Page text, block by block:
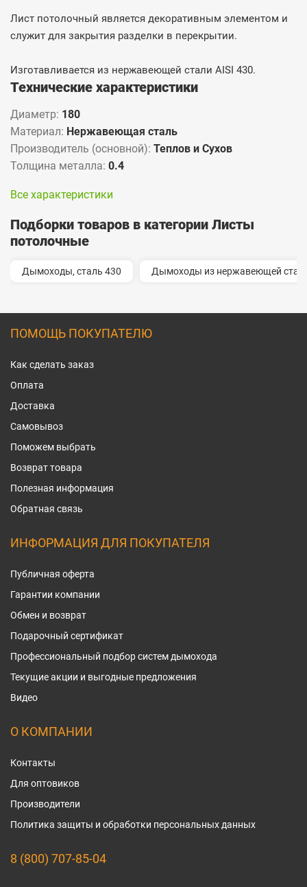
Лист потолочный является декоративным элементом и
служит для закрытия разделки в перекрытии.
Изготавливается из нержавеющей стали AISI 430.
Технические характеристики
Диаметр: 180
Материал: Нержавеющая сталь
Производитель (основной): Теплов и Сухов
Толщина металла: 0.4
Все характеристики
Подборки товаров в категории Листы
потолочные
Дымоходы, сталь 430 Дымоходы из нержавеющей
ПОМОЩЬ ПОКУПАТЕЛЮ
Как сделать заказ
Оплата
Доставка
Самовывоз
Поможем выбрать
Возврат товара
Полезная информация
Обратная связь
ИНФОРМАЦИЯ ДЛЯ ПОКУПАТЕЛЯ
Публичная оферта
Гарантии компании
Обмен и возврат
Подарочный сертификат
Профессиональный подбор систем дымохода
Текущие акции и выгодные предложения
Видео
О КОМПАНИИ
Контакты
Для оптовиков
Производители
Политика защиты и обработки персональных данных
8 (800) 707-85-04